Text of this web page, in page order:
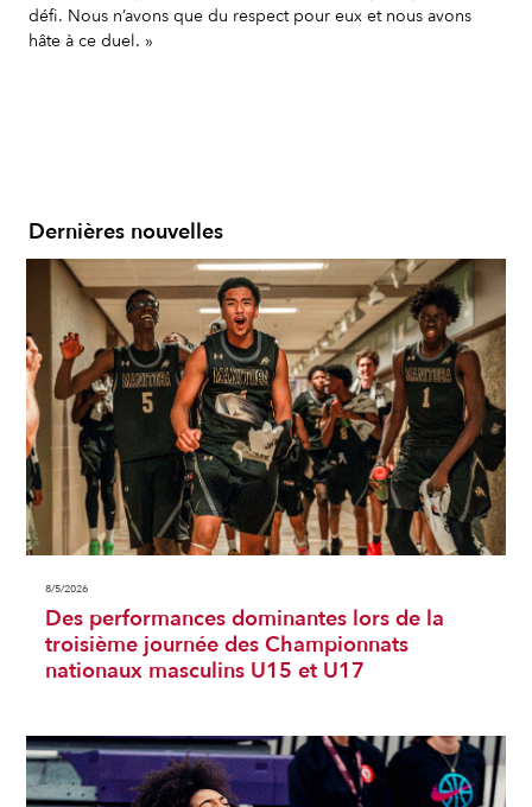
défi. Nous n’avons que du respect pour eux et nous avons
hâte à ce duel. »
Dernières nouvelles
8/5/2026
Des performances dominantes lors de la
troisième journée des Championnats
nationaux masculins U15 et U17